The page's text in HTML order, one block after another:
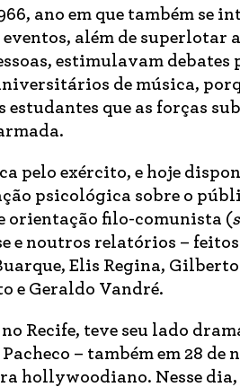
ano em que também se
eventos, além de
estimulavam
de música,
estudantes que as forças
pelo exército, e hoje
psicológica sobre o
orientação filo-comunista (
e noutros relatórios –
Elis Regina,
e Geraldo Vandré.
Recife, teve seu lado
– também em 28 de
hollywoodiano. Nesse dia,